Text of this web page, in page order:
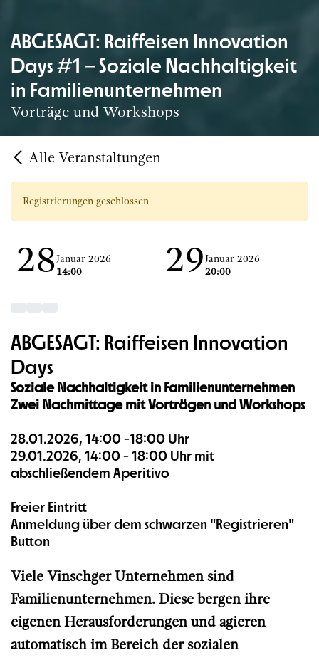
ABGESAGT: Raiffeisen Innovation
Days #1 – Soziale Nachhaltigkeit
in Familienunternehmen
Vorträge und Workshops
Alle Veranstaltungen
Registrierungen geschlossen
28 Januar 2026
14:00
29 Januar 2026
20:00
ABGESAGT: Raiffeisen Innovation
Days
Soziale Nachhaltigkeit in Familienunternehmen
Zwei Nachmittage mit Vorträgen und Workshops
28.01.2026, 14:00 -18:00 Uhr
29.01.2026, 14:00 - 18:00 Uhr mit
abschließendem Aperitivo
Freier Eintritt
Anmeldung über dem schwarzen "Registrieren"
Button
Viele Vinschger Unternehmen sind
Familienunternehmen. Diese bergen ihre
eigenen Herausforderungen und agieren
automatisch im Bereich der sozialen